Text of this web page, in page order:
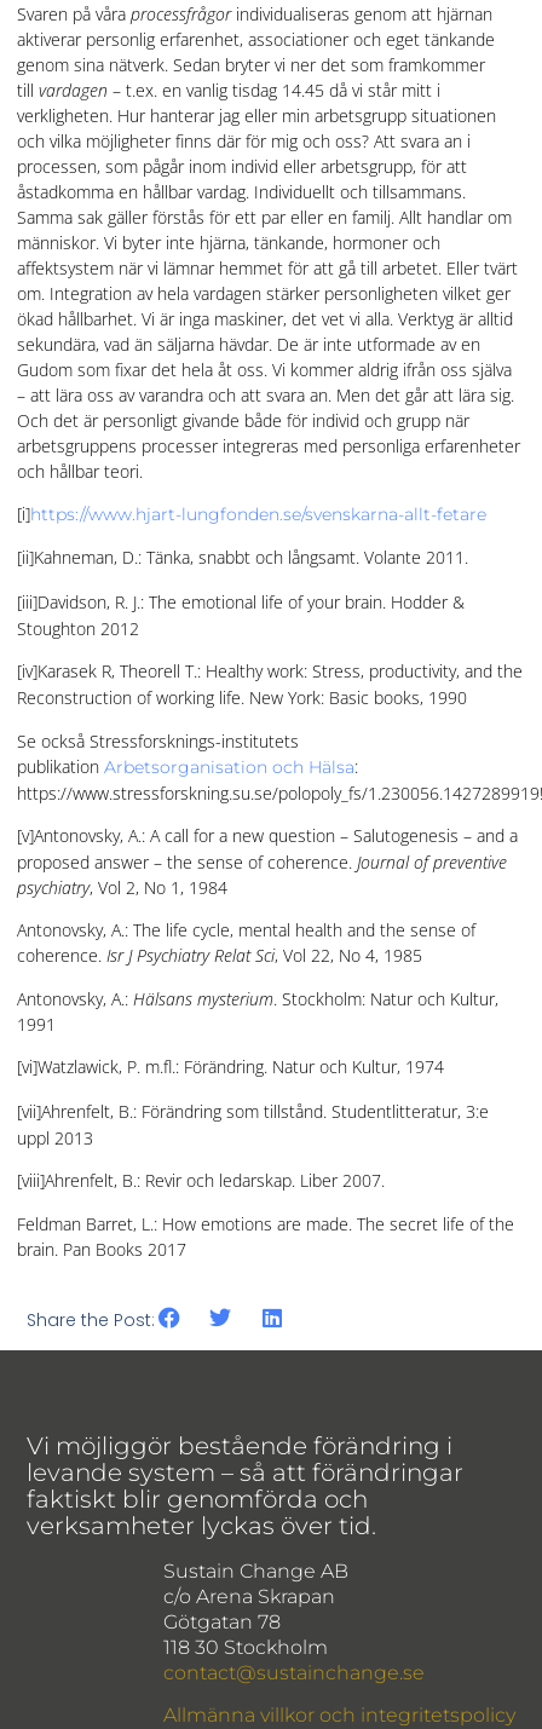
Svaren på våraprocessfrågor individualiseras genom att hjärnan
aktiverar personlig erfarenhet, associationer och eget tänkande
genom sina nätverk. Sedan bryter vi ner det som framkommer
tillvardagen– t.ex. en vanlig tisdag 14.45 då vi står mitt i
verkligheten. Hur hanterar jag eller min arbetsgrupp situationen
och vilka möjligheter finns där för mig och oss? Att svara an i
processen, som pågår inom individ eller arbetsgrupp, för att
åstadkomma en hållbar vardag. Individuellt och tillsammans.
Samma sak gäller förstås för ett par eller en familj. Allt handlar om
människor. Vi byter inte hjärna, tänkande, hormoner och
affektsystem när vi lämnar hemmet för att gå till arbetet. Eller tvärt
om. Integration av hela vardagen stärker personligheten vilket ger
ökad hållbarhet. Vi är inga maskiner, det vet vi alla. Verktyg är alltid
sekundära, vad än säljarna hävdar. De är inte utformade av en
Gudom som fixar det hela åt oss. Vi kommer aldrig ifrån oss själva
– att lära oss av varandra och att svara an. Men det går att lära sig.
Och det är personligt givande både för individ och grupp när
arbetsgruppens processer integreras med personliga erfarenheter
och hållbar teori.
[i]https://www.hjart-lungfonden.se/svenskarna-allt-fetare
[ii]Kahneman, D.: Tänka, snabbt och långsamt. Volante 2011.
[iii]Davidson, R. J.: The emotional life of your brain. Hodder &
Stoughton 2012
[iv]Karasek R, Theorell T.: Healthy work: Stress, productivity, and the
Reconstruction of working life. New York: Basic books, 1990
Se också Stressforsknings-institutets
publikationArbetsorganisation och Hälsa:
https://www.stressforskning.su.se/polopoly_fs/
[v]Antonovsky, A.: A call for a new question – Salutogenesis – and a
proposed answer – the sense of coherence.Journal of preventive
psychiatry, Vol 2, No 1, 1984
Antonovsky, A.: The life cycle, mental health and the sense of
coherence.Isr J Psychiatry Relat Sci, Vol 22, No 4, 1985
Antonovsky, A.:Hälsans mysterium. Stockholm: Natur och Kultur,
1991
[vi]Watzlawick, P. m.fl.: Förändring. Natur och Kultur, 1974
[vii]Ahrenfelt, B.: Förändring som tillstånd. Studentlitteratur, 3:e
uppl 2013
[viii]Ahrenfelt, B.: Revir och ledarskap. Liber 2007.
Feldman Barret, L.: How emotions are made. The secret life of the
brain. Pan Books 2017
Share the Post:
Vi möjliggör bestående förändring i
levande system – så att förändringar
faktiskt blir genomförda och
verksamheter lyckas över tid.
Sustain Change AB
c/o Arena Skrapan
Götgatan 78
118 30 Stockholm
contact@sustainchange.se
Allmänna villkor och integritetspolicy